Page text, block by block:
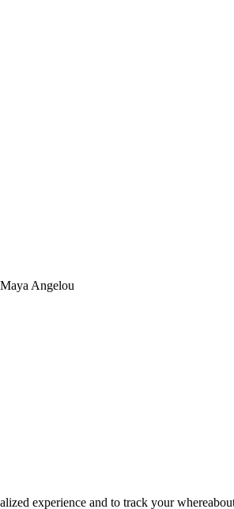
Angelou
experience and to track your